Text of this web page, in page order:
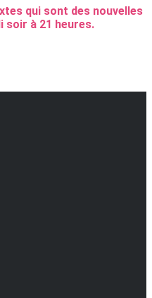
qui sont des nouvelles
soir à 21 heures.